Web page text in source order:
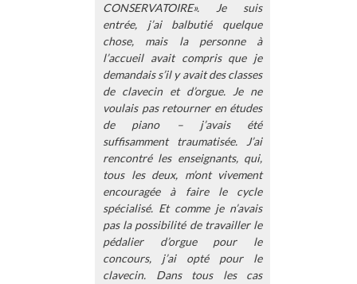
CONSERVATOIRE». Je suis
entrée, j’ai balbutié quelque
chose, mais la personne à
l’accueil avait compris que je
demandais s’il y avait des classes
de clavecin et d’orgue. Je ne
voulais pas retourner en études
de piano – j’avais été
suffisamment traumatisée. J’ai
rencontré les enseignants, qui,
tous les deux, m’ont vivement
encouragée à faire le cycle
spécialisé. Et comme je n’avais
pas la possibilité de travailler le
pédalier d’orgue pour le
concours, j’ai opté pour le
clavecin. Dans tous les cas